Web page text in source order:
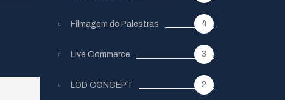
Filmagem de Palestras 4
Live Commerce 3
LOD CONCEPT 2